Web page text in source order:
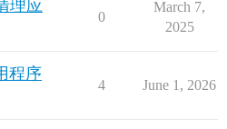
理应
0
March 7,
2025
程序
4 June 1, 2026